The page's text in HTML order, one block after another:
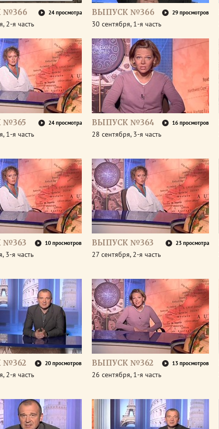
№366 24 просмотра
2-я часть
ВЫПУСК №366 29 просмотров
30 сентября, 1-я часть
№365 24 просмотра
1-я часть
ВЫПУСК №364 16 просмотров
28 сентября, 3-я часть
№363 10 просмотров
3-я часть
ВЫПУСК №363 23 просмотра
27 сентября, 2-я часть
№362 20 просмотров
2-я часть
ВЫПУСК №362 13 просмотров
26 сентября, 1-я часть